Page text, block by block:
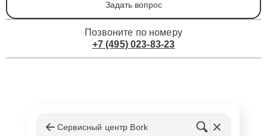
Задать вопрос
Позвоните по номеру
+7 (495) 023-83-23
Сервисный центр Bork